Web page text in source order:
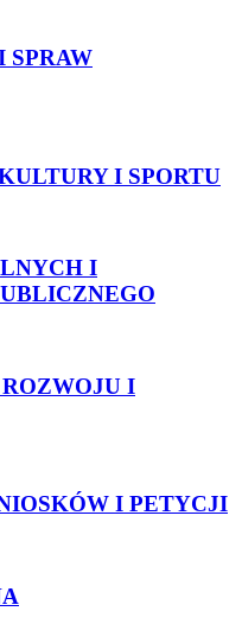
SPRAW
I SPORTU
I
I
I PETYCJI